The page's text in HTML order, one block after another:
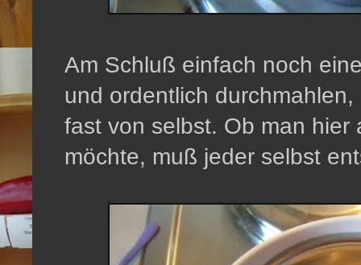
Am Schluß einfach noch
und ordentlich
fast von selbst. Ob man
möchte, muß jeder selbst